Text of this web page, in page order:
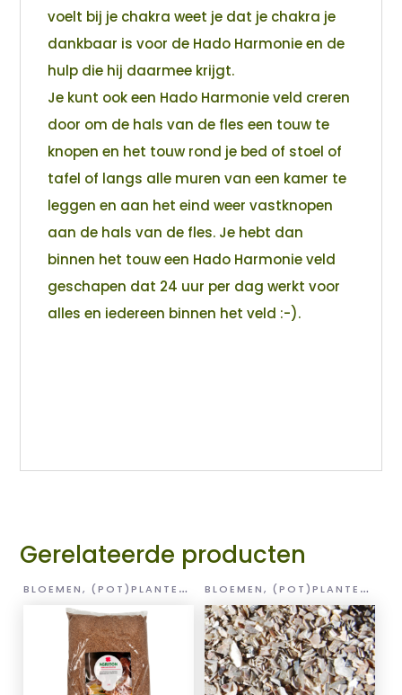
voelt bij je chakra weet je dat je chakra je
dankbaar is voor de Hado Harmonie en de
hulp die hij daarmee krijgt.
Je kunt ook een Hado Harmonie veld creren
door om de hals van de fles een touw te
knopen en het touw rond je bed of stoel of
tafel of langs alle muren van een kamer te
leggen en aan het eind weer vastknopen
aan de hals van de fles. Je hebt dan
binnen het touw een Hado Harmonie veld
geschapen dat 24 uur per dag werkt voor
alles en iedereen binnen het veld :-).
Gerelateerde producten
B
LOEMEN, (POT)PLANTEN EN GROENTEN B
LOEMEN, (POT)PLANTEN EN GROENTEN